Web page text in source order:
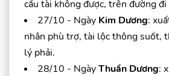
cầu tài không được, trên đường
27/10 - Ngày Kim Dương:
nhân phù trợ, tài lộc thông suốt,
lý phải.
28/10 - NgàyThuần Dương: